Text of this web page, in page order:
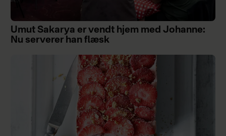
Umut Sakarya er vendt hjem med Johanne:
Nu serverer han flæsk